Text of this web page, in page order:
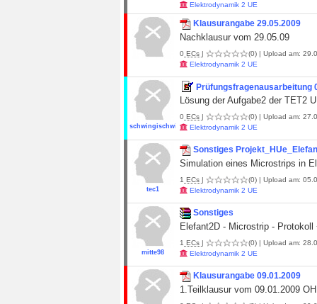
Elektrodynamik 2 UE
Klausurangabe 29.05.2009
Nachklausur vom 29.05.09
0 ECs | (0) | Upload am:
Elektrodynamik 2 UE
schwingischwingi
Prüfungsfragenausarbeitung
Lösung der Aufgabe2 der TET2
0 ECs | (0) | Upload am:
Elektrodynamik 2 UE
tec1
Sonstiges
Simulation eines Microstrips in
1 ECs | (0) | Upload am:
Elektrodynamik 2 UE
mitte98
Sonstiges
Elefant2D - Microstrip -
1 ECs | (0) | Upload am:
Elektrodynamik 2 UE
Klausurangabe 09.01.2009
1.Teilklausur vom 09.01.2009